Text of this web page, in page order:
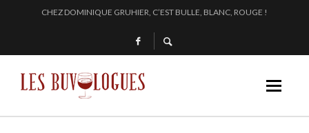
EN 2024, JULIE PITOISET DESSINE LE TRIANGLE DES MOULIN À VENT
L’INTERPROFESSION DES VINS DU BEAUJOLAIS : DU 210 AU 1761 !
SAMUEL BILLAUD FAIT BRILLER 2024